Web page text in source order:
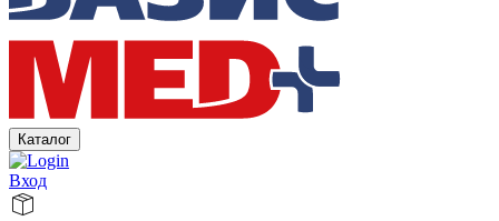
Каталог
Вход